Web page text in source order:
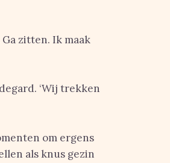
Ga zitten. Ik maak
‘Wij trekken
om ergens
als knus gezin